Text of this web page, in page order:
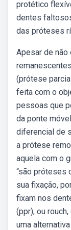
protético
dentes
das próteses
Apesar de
(prótese
feita com o
pessoas que
da ponte
diferencial de
a prótese
aquela com o
“são próteses
sua fixação,
fixam nos
(ppr), ou
uma